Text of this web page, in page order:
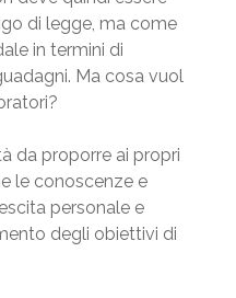
di legge, ma come
in termini di
Ma cosa vuol
da proporre ai propri
le conoscenze e
personale e
degli obiettivi di